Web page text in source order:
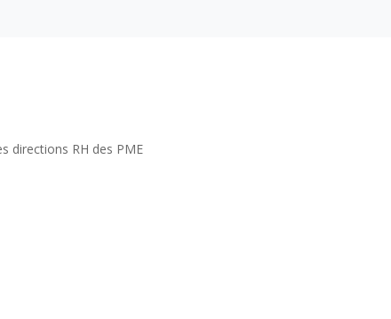
directions RH des PME